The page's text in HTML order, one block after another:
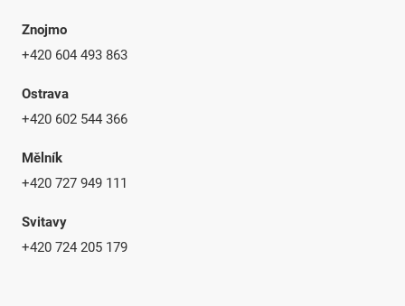
Znojmo
+420 604 493 863
Ostrava
+420 602 544 366
Mělník
+420 727 949 111
Svitavy
+420 724 205 179